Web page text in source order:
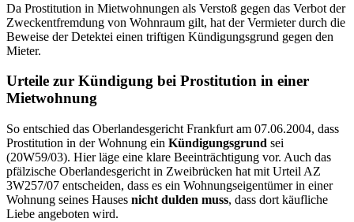
Da Prostitution in Mietwohnungen als Verstoß gegen das Verbot der
Zweckentfremdung von Wohnraum gilt, hat der Vermieter durch die
Beweise der Detektei einen triftigen Kündigungsgrund gegen den
Mieter.
Urteile zur Kündigung bei Prostitution in einer
Mietwohnung
So entschied das Oberlandesgericht Frankfurt am 07.06.2004, dass
Prostitution in der Wohnung ein Kündigungsgrund sei
(20W59/03). Hier läge eine klare Beeinträchtigung vor. Auch das
pfälzische Oberlandesgericht in Zweibrücken hat mit Urteil AZ
3W257/07 entscheiden, dass es ein Wohnungseigentümer in einer
Wohnung seines Hauses nicht dulden muss, dass dort käufliche
Liebe angeboten wird.